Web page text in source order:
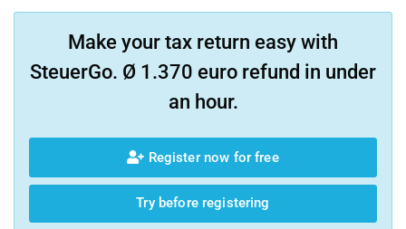
Make your tax return easy with
SteuerGo. Ø 1.370 euro refund in under
an hour.
Register now for free
Try before registering